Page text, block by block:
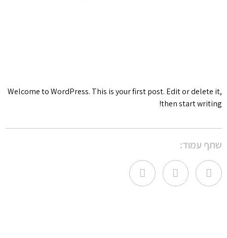
Welcome to WordPress. This is your first post. Edit or delete it,
then start writing!
שתף עמוד: